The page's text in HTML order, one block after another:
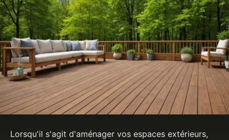
Lorsqu'il s'agit d'aménager vos espaces extérieurs,